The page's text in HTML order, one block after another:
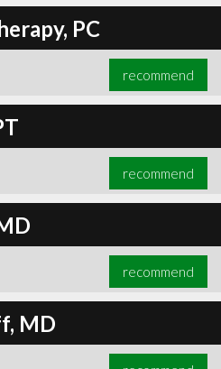
PC
recommend
recommend
recommend
MD